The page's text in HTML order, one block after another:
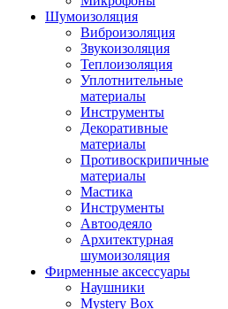
Шумоизоляция
Виброизоляция
Звукоизоляция
Теплоизоляция
Уплотнительные
материалы
Инструменты
Декоративные
материалы
Противоскрипичные
материалы
Мастика
Инструменты
Автоодеяло
Архитектурная
шумоизоляция
Фирменные аксессуары
Наушники
Mystery Box